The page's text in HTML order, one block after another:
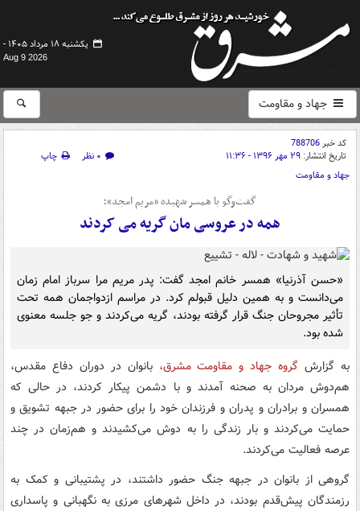
یکشنبه ۱۸ مرداد ۱۴۰۵ -
Aug 9 2026
جهاد و مقاومت
کد خبر788706
تاریخ انتشار: ۲۹ مهر ۱۳۹۶ - ۱۱:۳۶ ۰ نظر
چاپ
جهاد و مقاومت
گفت‌وگو با همسر شهیده «مریم امجد»؛
همه در عروسی مان گریه می کردند
«حسن آذرنیا» همسر خانم امجد گفت: پدر مریم مرا سرباز امام زمان
می‌دانست و به همین دلیل قبولم کرد. در مراسم ازدواجمان همه تحت
تأثیر مجروحان جنگ قرار گرفته بودند، گریه می‌کردند و جو جلسه معنوی
شده بود.
به گزارشگروه جهاد و مقاومت مشرق، بانوان در دوران دفاع مقدس،
هم‌دوش مردان به صحنه آمدند و با دشمن پیکار کردند، در حالی که
همسران و برادران و پدران و فرزندان خود را برای حضور در جبهه تشویق و
حمایت می‌کردند و بار زندگی را به دوش می‌کشیدند و هم‌زمان در چند
عرصه فعالیت می‌کردند.
گروهی از بانوان در جبهه جنگ حضور داشتند، در پشتیبانی و کمک به
رزمندگان پیش‌قدم بودند، در داخل شهرهای مرزی به نگهبانی و پاسداری